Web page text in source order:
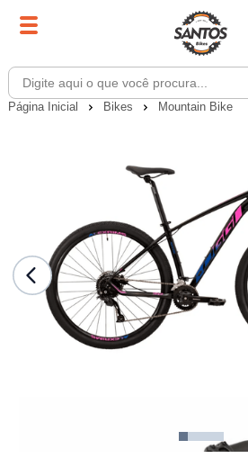
Página Inicial Bikes Mountain Bike